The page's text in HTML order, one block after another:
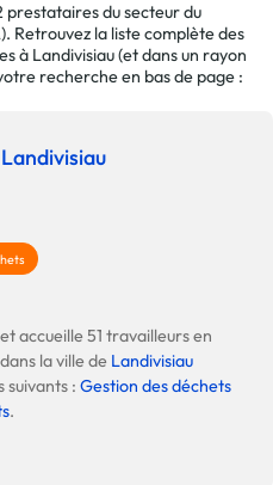
prestataires du secteur du
Retrouvez la liste complète des
à Landivisiau (et dans un rayon
recherche en bas de page :
accueille 51 travailleurs en
la ville de Landivisiau
suivants : Gestion des déchets
.